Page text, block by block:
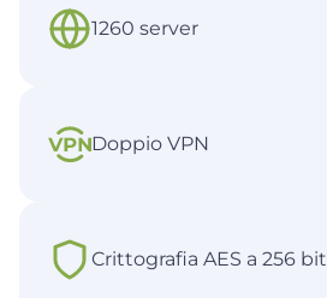
1260 server
Doppio VPN
Crittografia AES a 256 bit